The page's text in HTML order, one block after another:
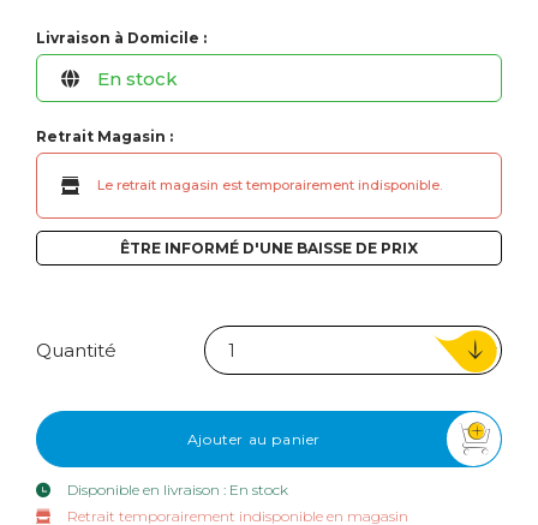
Livraison à Domicile :
En stock
Retrait Magasin :
Le retrait magasin est temporairement indisponible.
ÊTRE INFORMÉ D'UNE BAISSE DE PRIX
Quantité
Ajouter au panier
Disponible en livraison : En stock
Retrait temporairement indisponible en magasin